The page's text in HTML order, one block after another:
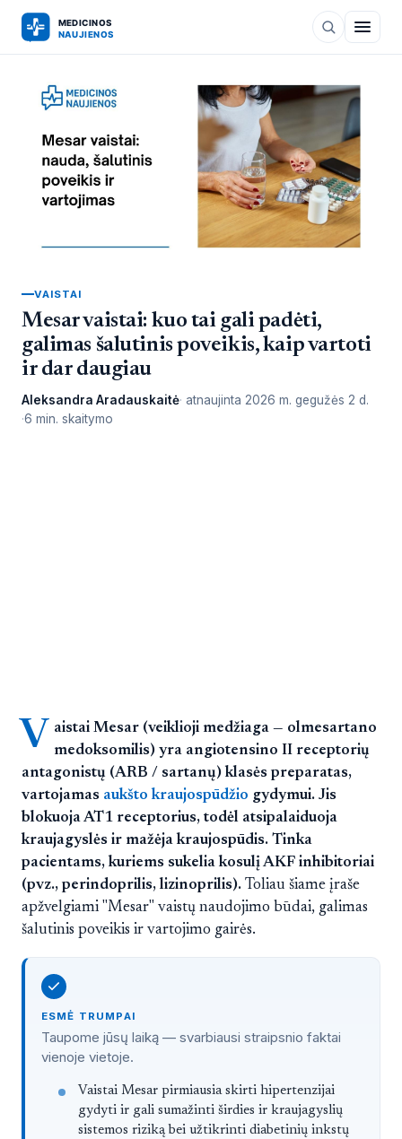
VAISTAI
Mesar vaistai: kuo tai gali padėti,
galimas šalutinis poveikis, kaip vartoti
ir dar daugiau
Aleksandra Aradauskaitė atnaujinta 2026 m. gegužės 2 d.
6 min. skaitymo
V aistai Mesar (veiklioji medžiaga — olmesartano
medoksomilis) yra angiotensino II receptorių
antagonistų (ARB / sartanų) klasės preparatas,
vartojamas aukšto kraujospūdžio gydymui. Jis
blokuoja AT1 receptorius, todėl atsipalaiduoja
kraujagyslės ir mažėja kraujospūdis. Tinka
pacientams, kuriems sukelia kosulį AKF inhibitoriai
(pvz., perindoprilis, lizinoprilis). Toliau šiame įraše
apžvelgiami "Mesar" vaistų naudojimo būdai, galimas
šalutinis poveikis ir vartojimo gairės.
ESMĖ TRUMPAI
Taupome jūsų laiką — svarbiausi straipsnio faktai
vienoje vietoje.
TrumpaiVaistai Mesar pirmiausia skirti hipertenzijai
gydyti ir gali sumažinti širdies ir kraujagyslių
sistemos riziką bei užtikrinti diabetinių inkstų